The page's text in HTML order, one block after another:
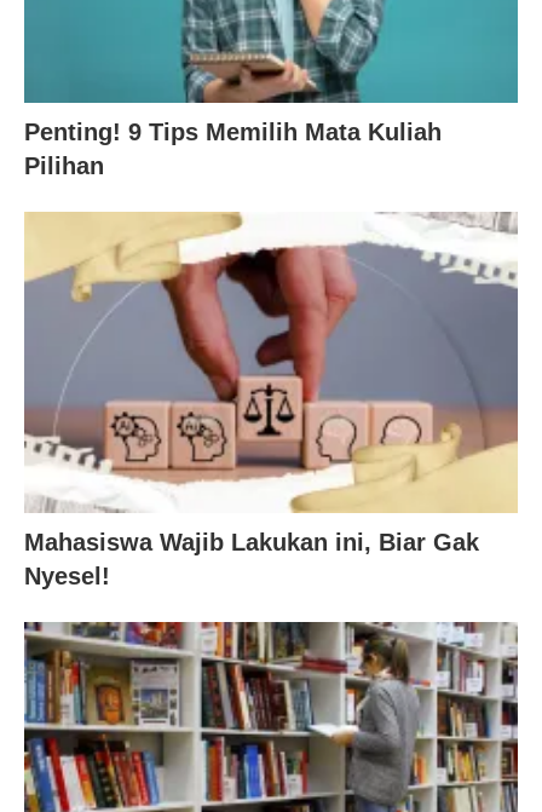
Penting! 9 Tips Memilih Mata Kuliah
Pilihan
Mahasiswa Wajib Lakukan ini, Biar Gak
Nyesel!